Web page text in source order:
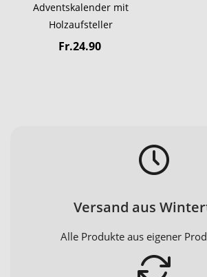
Adventskalender mit
Holzaufsteller
Fr.24.90
Versand aus
Alle Produkte aus eigener